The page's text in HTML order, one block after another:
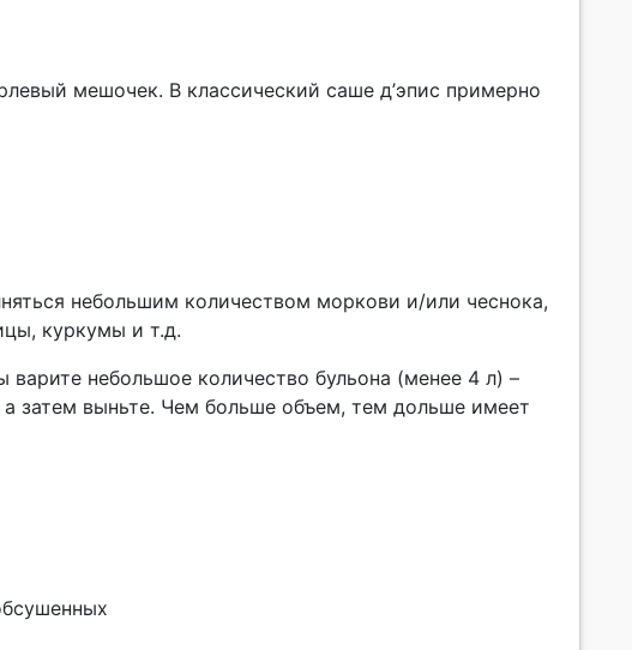
мешочек. В классический саше д’эпис примерно
небольшим количеством моркови и/или чеснока,
куркумы и т.д.
небольшое количество бульона (менее 4 л) –
затем выньте. Чем больше объем, тем дольше имеет